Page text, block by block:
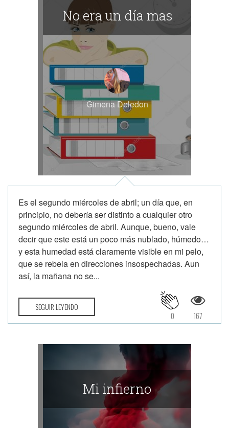
No era un día mas
Gimena Deledon
Es el segundo miércoles de abril; un día que, en
principio, no debería ser distinto a cualquier otro
segundo miércoles de abril. Aunque, bueno, vale
decir que este está un poco más nublado, húmedo…
y esta humedad está claramente visible en mi pelo,
que se rebela en direcciones insospechadas. Aun
así, la mañana no se...
SEGUIR LEYENDO
167
0
Mi infierno